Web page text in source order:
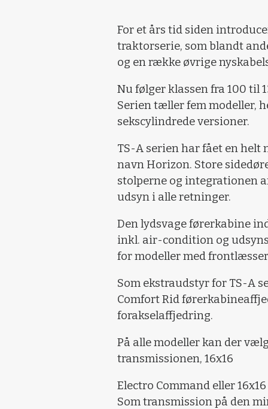
For et års tid siden
traktorserie, som blandt
og en række øvrige
Nu følger klassen fra 100 til
Serien tæller fem modeller,
sekscylindrede versioner.
TS-A serien har fået en helt
navn Horizon. Store
stolperne og integrationen
udsyn i alle retninger.
Den lydsvage førerkabine
inkl. air-condition og
for modeller med
Som ekstraudstyr for TS-A
Comfort Rid
forakselaffjedring.
På alle modeller kan der
transmissionen, 16x16
Electro Command eller
Som transmission på den